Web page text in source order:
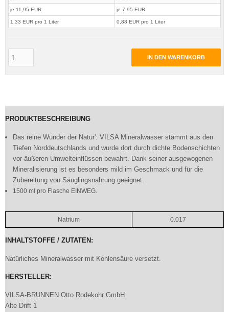
je 11,95 EUR
1,33 EUR pro 1 Liter
je 7,95 EUR
0,88 EUR pro 1 Liter
IN DEN WARENKORB
PRODUKTBESCHREIBUNG
Das reine Wunder der Natur': VILSA Mineralwasser stammt aus den
Tiefen Norddeutschlands und wurde dort durch dichte Bodenschichten
vor äußeren Umwelteinflüssen bewahrt. Dank seiner ausgewogenen
Mineralisierung ist es besonders mild im Geschmack und für die
Zubereitung von Säuglingsnahrung geeignet.
1500 ml pro Flasche EINWEG.
Natrium 0.017
INHALTSTOFFE / ZUTATEN:
Natürliches Mineralwasser mit Kohlensäure versetzt.
HERSTELLER:
VILSA-BRUNNEN Otto Rodekohr GmbH
Alte Drift 1